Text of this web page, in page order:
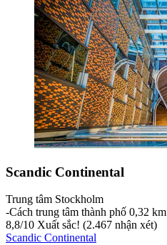
Scandic Continental
Trung tâm Stockholm
‐Cách trung tâm thành phố 0,32 km
8,8/10 Xuất sắc! (2.467 nhận xét)
Scandic Continental